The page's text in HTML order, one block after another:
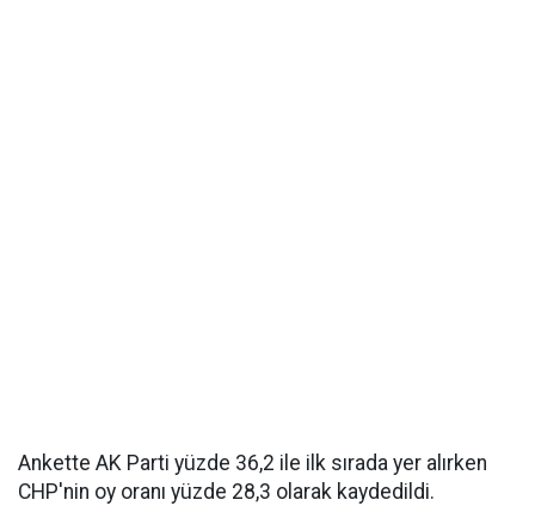
Ankette AK Parti yüzde 36,2 ile ilk sırada yer alırken
CHP'nin oy oranı yüzde 28,3 olarak kaydedildi.